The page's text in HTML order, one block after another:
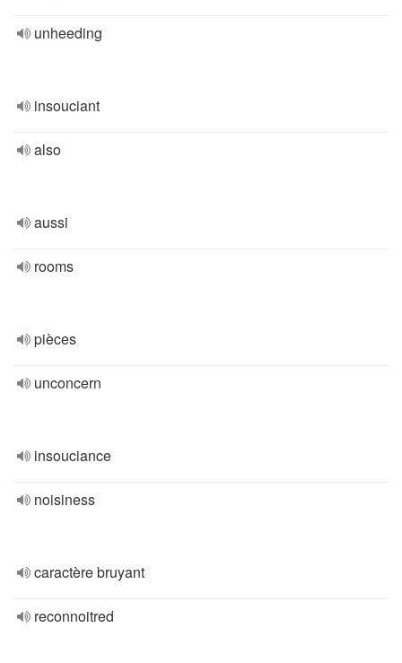
unheeding
insouciant
also
aussi
rooms
pièces
unconcern
insouciance
noisiness
caractère bruyant
reconnoitred